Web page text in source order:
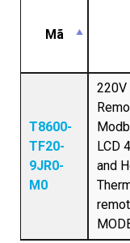
Mã
T8600-
TF20-
9JR0-
M0
220V
LCD
and